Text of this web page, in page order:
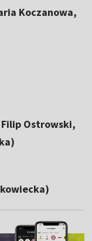
Koczanowa,
Filip Ostrowski,